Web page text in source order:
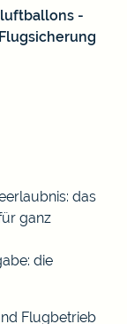
-
das
ganz
die
Flugbetrieb